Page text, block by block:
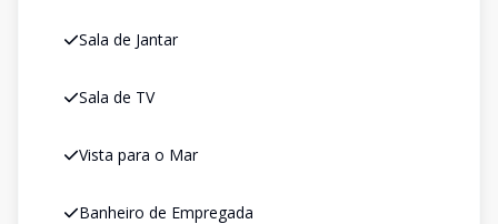
Sala de Jantar
Sala de TV
Vista para o Mar
Banheiro de Empregada